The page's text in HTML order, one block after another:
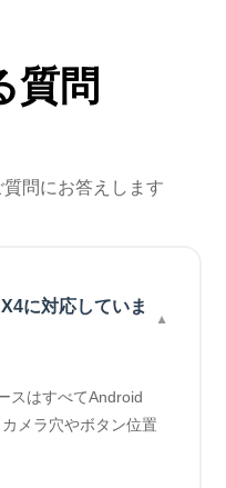
質問
問にお答えします
に対応していま
スはすべてAndroid
メラ穴やボタン位置